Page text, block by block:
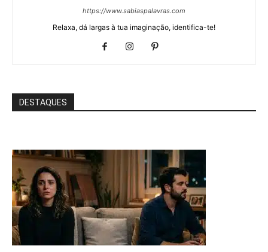
https://www.sabiaspalavras.com
Relaxa, dá largas à tua imaginação, identifica-te!
DESTAQUES